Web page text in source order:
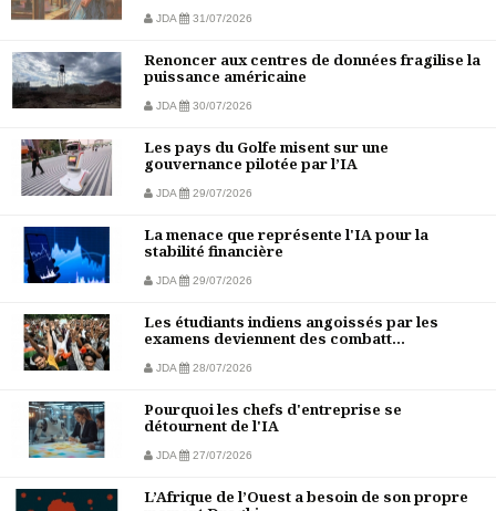
JDA 31/07/2026
Renoncer aux centres de données fragilise la
puissance américaine
JDA 30/07/2026
Les pays du Golfe misent sur une
gouvernance pilotée par l’IA
JDA 29/07/2026
La menace que représente l'IA pour la
stabilité financière
JDA 29/07/2026
Les étudiants indiens angoissés par les
examens deviennent des combatt...
JDA 28/07/2026
Pourquoi les chefs d'entreprise se
détournent de l'IA
JDA 27/07/2026
L’Afrique de l’Ouest a besoin de son propre